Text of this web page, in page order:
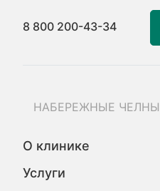
8 800 200-43-34
НАБЕРЕЖНЫЕ ЧЕЛНЫ
О клинике
Услуги